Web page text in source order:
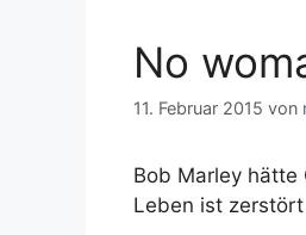
No
11. Februar 2015 von
Bob Marley
Leben ist